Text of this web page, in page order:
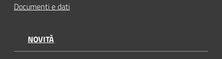
Documenti e dati
NOVITÀ